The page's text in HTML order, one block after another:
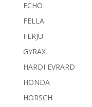
ECHO
FELLA
FERJU
GYRAX
HARDI EVRARD
HONDA
HORSCH